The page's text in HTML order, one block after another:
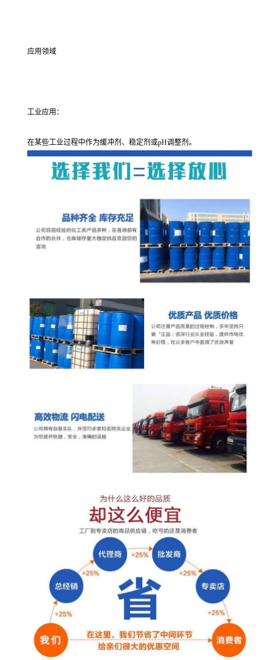
应用领域
工业应用：
在某些工业过程中作为缓冲剂、稳定剂或pH调整剂。